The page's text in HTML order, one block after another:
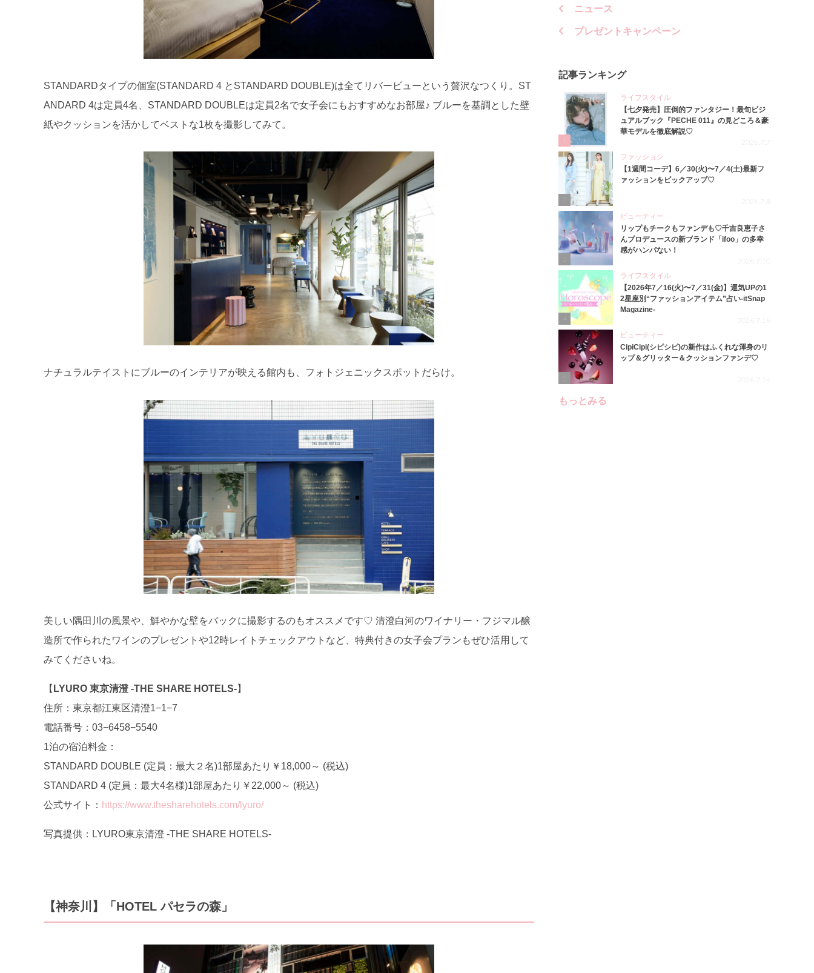
STANDARDタイプの個室(STANDARD 4 とSTANDARD DOUBLE)は全てリバービューという贅沢なつくり。ST
ANDARD 4は定員4名、STANDARD DOUBLEは定員2名で女子会にもおすすめなお部屋♪ ブルーを基調とした壁
紙やクッションを活かしてベストな1枚を撮影してみて。
ナチュラルテイストにブルーのインテリアが映える館内も、フォトジェニックスポットだらけ。
美しい隅田川の風景や、鮮やかな壁をバックに撮影するのもオススメです♡ 清澄白河のワイナリー・フジマル醸
造所で作られたワインのプレゼントや12時レイトチェックアウトなど、特典付きの女子会プランもぜひ活用して
みてくださいね。
【 LYURO 東京清澄 -THE SHARE HOTELS-】
住所：東京都江東区清澄1−1−7
電話番号：03−6458−5540
1泊の宿泊料金：
STANDARD DOUBLE (定員：最大２名)1部屋あたり￥18,000～ (税込)
STANDARD 4 (定員：最大4名様)1部屋あたり￥22,000～ (税込)
公式サイト： https://www.thesharehotels.com/lyuro/
写真提供：LYURO東京清澄 -THE SHARE HOTELS‐
【神奈川】「HOTEL パセラの森」
ニュース
プレゼントキャンペーン
記事ランキング
ライフスタイル
【七夕発売】圧倒的ファンタジー！最旬ビジ
ュアルブック『PECHE 011』の見どころ＆豪
華モデルを徹底解説♡
2026.7.7
ファッション
【1週間コーデ】6／30(火)〜7／4(土)最新フ
ァッションをピックアップ♡
2026.7.8
3
ビューティー
リップもチークもファンデも♡千吉良恵子さ
んプロデュースの新ブランド「ifoo」の多幸
感がハンパない！
2026.7.10
4
ライフスタイル
【2026年7／16(火)〜7／31(金)】運気UPの1
2星座別“ファッションアイテム”占い-itSnap
Magazine-
2026.7.16
ビューティー
CipiCipi(シピシピ)の新作はふくれな渾身のリ
ップ＆グリッター＆クッションファンデ♡
2026.7.14
もっとみる